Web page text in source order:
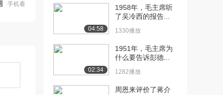
手机看
04:58
1958年，毛主席听
了吴冷西的报告...
1330播放
02:34
1951年，毛主席为
什么要告诉彭德...
1282播放
周恩来评价了蒋介